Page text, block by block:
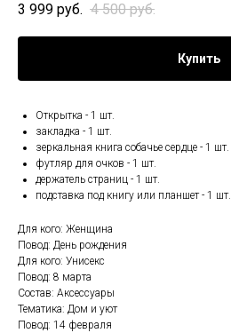
3 999 руб. 4 500 руб.
Купить
Открытка - 1 шт.
закладка - 1 шт.
зеркальная книга собачье сердце - 1 шт.
футляр для очков - 1 шт.
держатель страниц - 1 шт.
подставка под книгу или планшет - 1 шт.
Для кого: Женщина
Повод: День рождения
Для кого: Унисекс
Повод: 8 марта
Состав: Аксессуары
Тематика: Дом и уют
Повод: 14 февраля